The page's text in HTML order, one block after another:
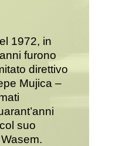
1972, in
furono
direttivo
Mujica –
suo